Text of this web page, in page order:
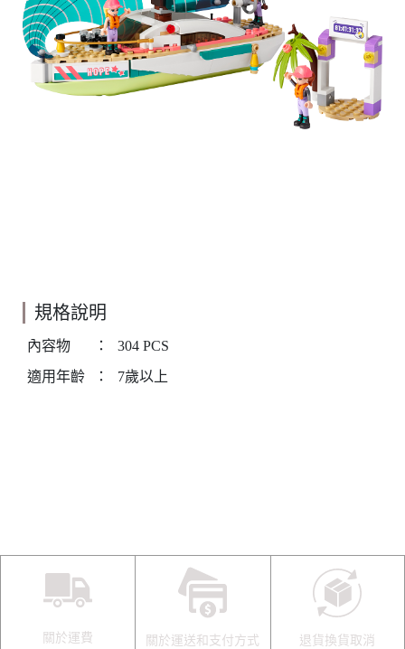
規格說明
內容物 ：
304 PCS
適用年齡
： 7歲以上
關於運費 關於運送和支付方式 退貨換貨取消